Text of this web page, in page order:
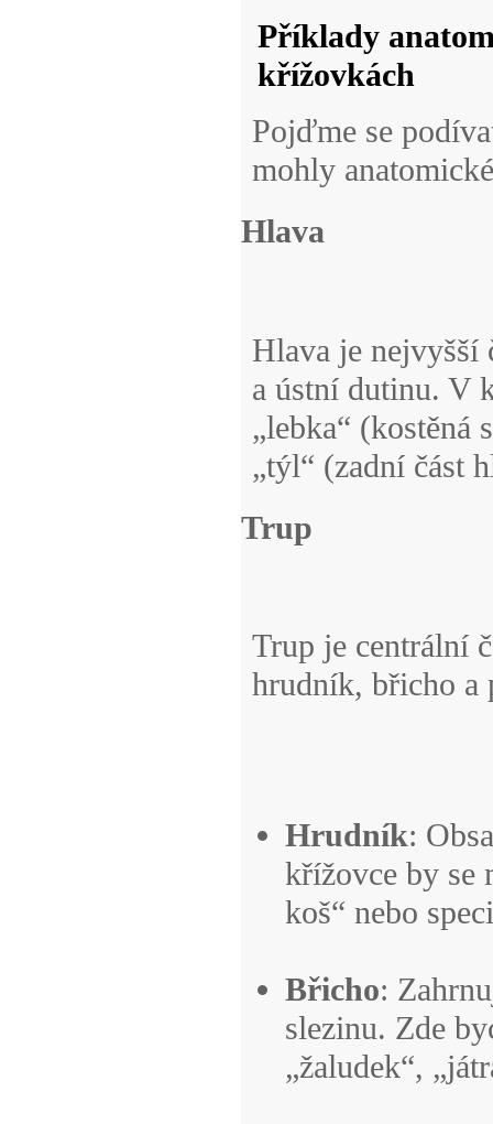
Příklady
křížovkách
Pojďme se
mohly
Hlava
Hlava je nejvyšší
a ústní dutinu. V
„lebka“ (kostěná
„týl“ (zadní část
Trup
Trup je centrální
hrudník, břicho a
Hrudník:
křížovce by se
koš“ nebo
Břicho:
slezinu. Zde
„žaludek“,